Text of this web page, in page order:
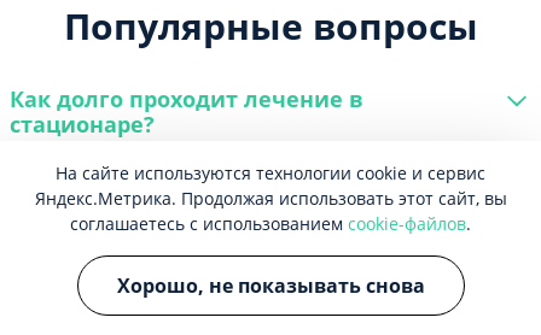
Популярные вопросы
Как долго проходит лечение в
стационаре?
Есть ли в клинике принудительное
лечение?
На сайте используются технологии cookie и сервис
Яндекс.Метрика. Продолжая использовать этот сайт, вы
соглашаетесь с использованием cookie-файлов.
Хорошо, не показывать снова